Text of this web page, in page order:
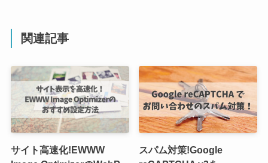
関連記事
サイト高速化!EWWW
スパム対策!Google